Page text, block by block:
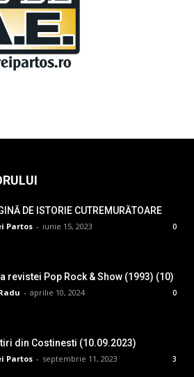
DE ISTORIE CUTREMURĂTOARE
Partos - iunie 15, 2023 0
revistei Pop Rock & Show (1993) (10)
- aprilie 10, 2024 0
din Costinesti (10.09.2023)
Partos - septembrie 11, 2023 3